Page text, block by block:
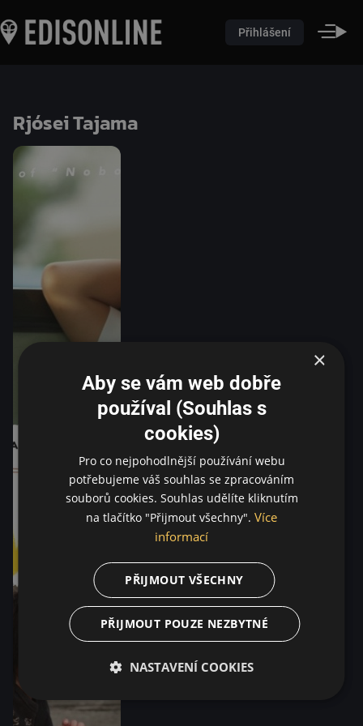
Přihlášení
Rjósei Tajama
×
Aby se vám web dobře
používal (Souhlas s
cookies)
Pro co nejpohodlnější používání webu
potřebujeme váš souhlas se zpracováním
souborů cookies. Souhlas udělíte kliknutím
na tlačítko "Přijmout všechny". Více
informací
PŘIJMOUT VŠECHNY
PŘIJMOUT POUZE NEZBYTNÉ
NASTAVENÍ COOKIES